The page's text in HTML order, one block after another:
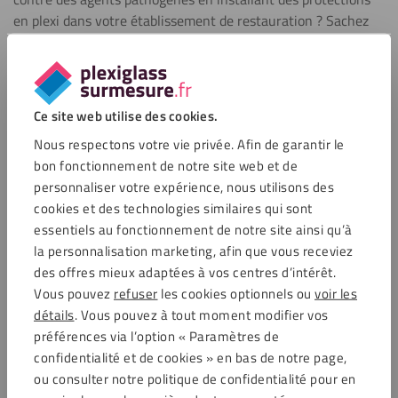
Ce site web utilise des cookies.
Nous respectons votre vie privée. Afin de garantir le
bon fonctionnement de notre site web et de
personnaliser votre expérience, nous utilisons des
cookies et des technologies similaires qui sont
essentiels au fonctionnement de notre site ainsi qu’à
la personnalisation marketing, afin que vous receviez
des offres mieux adaptées à vos centres d’intérêt.
Vous pouvez refuser les cookies optionnels ou voir les
détails. Vous pouvez à tout moment modifier vos
préférences via l’option « Paramètres de
confidentialité et de cookies » en bas de notre page,
ou consulter notre politique de confidentialité pour en
en plexi dans votre établissement de restauration ? Sachez
que vous pouvez commander votre écran pour la
restauration directement sur notre boutique en ligne. Vous
cherchez une autre solution ? Nous vous proposons un large
éventail de solutions pour protéger efficacement votre
entreprise ou votre organisation contre des maladies
infectieuses. N’hésitez pas à jeter un coup d’œil sur nos
écrans en plexiglass pour comptoir,nos écrans en plexiglass
suspendus,nos écrans de protection pour les caissesou
encorenos écrans en plexiglass pour les bureaux.
Des questions ?
Vous avez des questions sur nos produits ou sur le processus
de commande ?
Nous sommes heureux de vous aider. Contactez notre service
client :